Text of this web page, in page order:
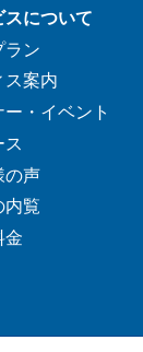
スについて
ラン
ス案内
ー・イベント
ス
の声
内覧
金